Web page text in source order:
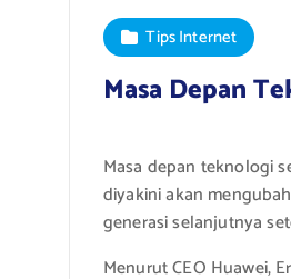
Tips Internet
Masa Depan
Masa depan teknologi
diyakini akan
generasi selanjutnya
Menurut CEO Huawei,